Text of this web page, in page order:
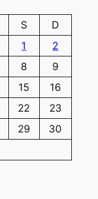
S
D
1
2
8
9
15
16
22
23
29
30